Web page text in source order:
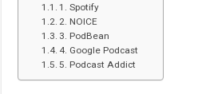
1. Spotify
2. NOICE
3. PodBean
4. Google Podcast
5. Podcast Addict